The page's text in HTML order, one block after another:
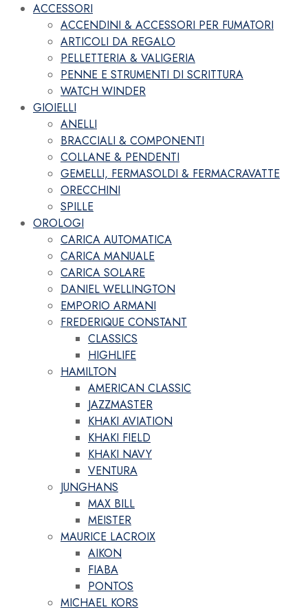
ACCESSORI
ACCENDINI & ACCESSORI PER FUMATORI
ARTICOLI DA REGALO
PELLETTERIA & VALIGERIA
PENNE E STRUMENTI DI SCRITTURA
WATCH WINDER
GIOIELLI
ANELLI
BRACCIALI & COMPONENTI
COLLANE & PENDENTI
GEMELLI, FERMASOLDI & FERMACRAVATTE
ORECCHINI
SPILLE
OROLOGI
CARICA AUTOMATICA
CARICA MANUALE
CARICA SOLARE
DANIEL WELLINGTON
EMPORIO ARMANI
FREDERIQUE CONSTANT
CLASSICS
HIGHLIFE
HAMILTON
AMERICAN CLASSIC
JAZZMASTER
KHAKI AVIATION
KHAKI FIELD
KHAKI NAVY
VENTURA
JUNGHANS
MAX BILL
MEISTER
MAURICE LACROIX
AIKON
FIABA
PONTOS
MICHAEL KORS